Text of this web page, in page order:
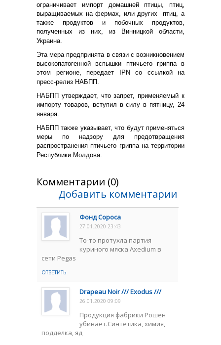
ограничивает импорт домашней птицы, птиц,
выращиваемых на фермах, или других птиц, а
также продуктов и побочных продуктов,
полученных из них, из Винницкой области,
Украина.
Эта мера предпринята в связи с возникновением
высокопатогенной вспышки птичьего гриппа в
этом регионе, передает IPN со ссылкой на
пресс-релиз НАБПП.
НАБПП утверждает, что запрет, применяемый к
импорту товаров, вступил в силу в пятницу, 24
января.
НАБПП также указывает, что будут применяться
меры по надзору для предотвращения
распространения птичьего гриппа на территории
Республики Молдова.
Комментарии (0)
Добавить комментарии
Фонд Сороса
27.01.2020 23:43
То-то протухла партия
куриного мяска Axedium в
сети Pegas
ОТВЕТИТЬ
Drapeau Noir /// Exodus ///
26.01.2020 09:09
Продукция фабрики Рошен
убивает.Синтетика, химия,
подделка, яд